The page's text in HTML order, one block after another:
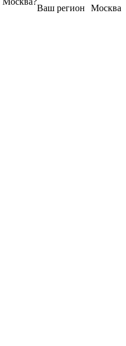
Москва
Ваш регион